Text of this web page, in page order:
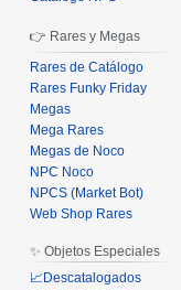
👉 Rares y Megas
Rares de Catálogo
Rares Funky Friday
Megas
Mega Rares
Megas de Noco
NPC Noco
NPCS (Market Bot)
Web Shop Rares
✨ Objetos Especiales
📈Descatalogados